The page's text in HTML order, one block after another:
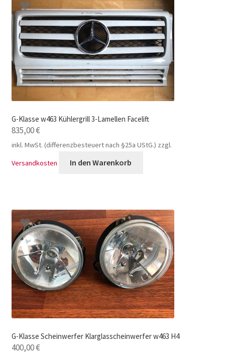
G-Klasse w463 Kühlergrill 3-Lamellen Facelift
835,00€
inkl. MwSt. (differenzbesteuert nach §25a UStG.) zzgl.
Versandkosten
In den Warenkorb
G-Klasse Scheinwerfer Klarglasscheinwerfer w463 H4
400,00€